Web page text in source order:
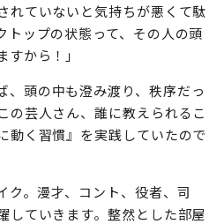
れていないと気持ちが悪くて駄
トップの状態って、その人の頭
から！」
、頭の中も澄み渡り、秩序だっ
の芸人さん、誰に教えられるこ
動く習慣』を実践していたので
ク。漫才、コント、役者、司
していきます。整然とした部屋